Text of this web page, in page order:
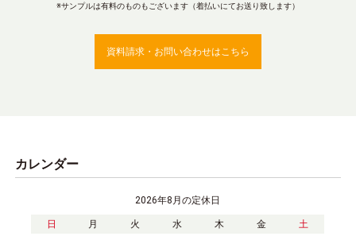
※サンプルは有料のものもございます（着払いにてお送り致します）
資料請求・お問い合わせはこちら
カレンダー
2026年8月の定休日
日 月 火 水 木 金
土